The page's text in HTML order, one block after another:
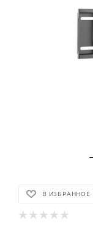
В ИЗБРАННОЕ